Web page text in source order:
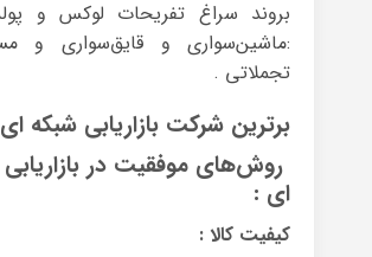
بروند سراغ تفریحات لوکس و
:ماشین‌سواری و قایق‌سواری و
تجملاتی .
برترین شرکت بازاریابی شبکه ای
روش‌های موفقیت در
ای :
کیفیت کالا :